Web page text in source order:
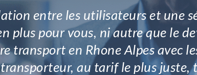
entre les utilisateurs et une
plus pour vous, ni autre que le
transport en Rhone Alpes avec
au tarif le plus